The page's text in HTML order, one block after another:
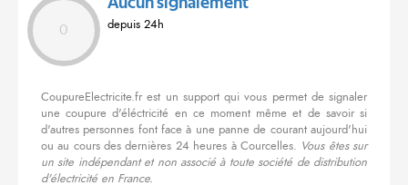
0 depuis 24h
CoupureElectricite.fr est un support qui vous permet de signaler
une coupure d'éléctricité en ce moment même et de savoir si
d'autres personnes font face à une panne de courant aujourd'hui
ou au cours des dernières 24 heures à Courcelles. Vous êtes sur
un site indépendant et non associé à toute société de distribution
d'électricité en France.